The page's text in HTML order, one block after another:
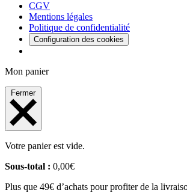
CGV
Mentions légales
Politique de confidentialité
Configuration des cookies
Mon panier
Fermer
Votre panier est vide.
Sous-total : 0,00€
Plus que 49€ d’achats pour profiter de la